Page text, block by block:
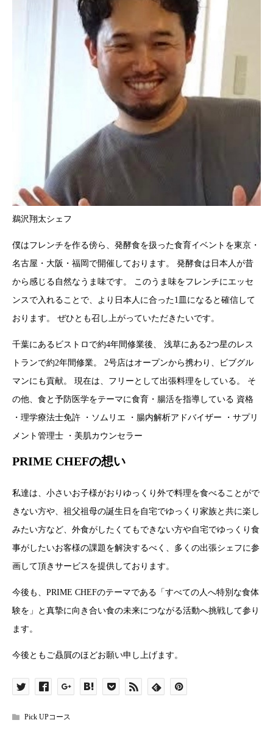
鵜沢翔太シェフ
僕はフレンチを作る傍ら、発酵食を扱った食育イベントを東京・
名古屋・大阪・福岡で開催しております。 発酵食は日本人が昔
から感じる自然なうま味です。 このうま味をフレンチにエッセ
ンスで入れることで、より日本人に合った1皿になると確信して
おります。 ぜひとも召し上がっていただきたいです。
千葉にあるビストロで約4年間修業後、 浅草にある2つ星のレス
トランで約2年間修業。 2号店はオープンから携わり、ビブグル
マンにも貢献。 現在は、フリーとして出張料理をしている。 そ
の他、食と予防医学をテーマに食育・腸活を指導している 資格
・理学療法士免許 ・ソムリエ ・腸内解析アドバイザー ・サプリ
メント管理士 ・美肌カウンセラー
PRIME CHEFの想い
私達は、小さいお子様がおりゆっくり外で料理を食べることがで
きない方や、祖父祖母の誕生日を自宅でゆっくり家族と共に楽し
みたい方など、外食がしたくてもできない方や自宅でゆっくり食
事がしたいお客様の課題を解決するべく、多くの出張シェフに参
画して頂きサービスを提供しております。
今後も、PRIME CHEFのテーマである「すべての人へ特別な食体
験を」と真摯に向き合い食の未来につながる活動へ挑戦して参り
ます。
今後ともご贔屓のほどお願い申し上げます。
Pick UPコース